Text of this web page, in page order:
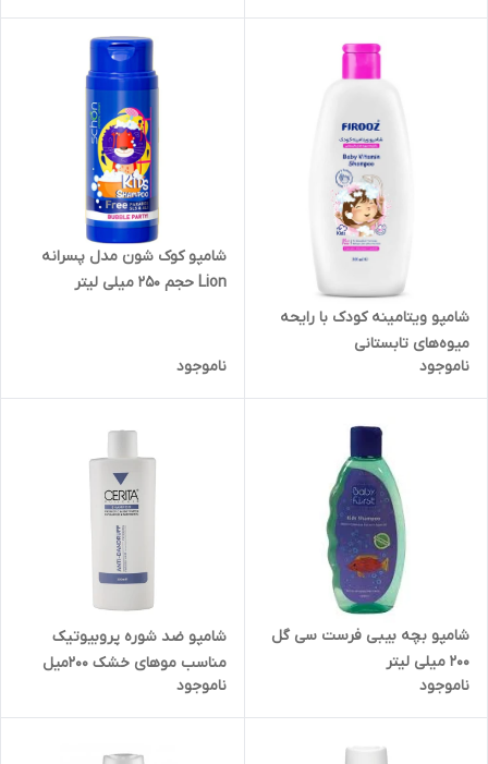
شامپو ویتامینه کودک با رایحه
میوه‌های تابستانی
ناموجود
شامپو کوک شون مدل پسرانه
Lion حجم 250 میلی لیتر
ناموجود
شامپو بچه بیبی فرست سی گل
۲۰۰ میلی لیتر
ناموجود
شامپو ضد شوره پروبیوتیک
مناسب موهای خشک 200میل
سریتا
ناموجود